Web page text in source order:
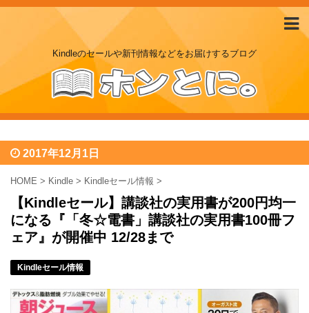
Kindleのセールや新刊情報などをお届けするブログ
2017年12月1日
HOME > Kindle > Kindleセール情報 >
【Kindleセール】講談社の実用書が200円均一
になる『「冬☆電書」講談社の実用書100冊フ
ェア』が開催中 12/28まで
Kindleセール情報